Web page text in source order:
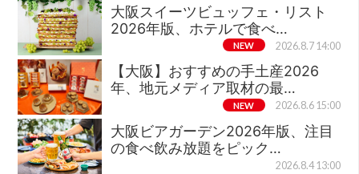
大阪スイーツビュッフェ・リスト
2026年版、ホテルで食べ…
NEW 2026.8.7 14:00
【大阪】おすすめの手土産2026
年、地元メディア取材の最…
NEW 2026.8.6 15:00
大阪ビアガーデン2026年版、注目
の食べ飲み放題をピック…
2026.8.4 13:00